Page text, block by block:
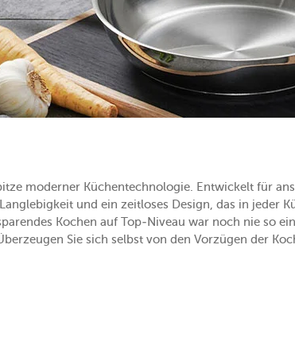
moderner Küchentechnologie. Entwickelt für
und ein zeitloses Design, das in jeder
Kochen auf Top-Niveau war noch nie so
Sie sich selbst von den Vorzügen der